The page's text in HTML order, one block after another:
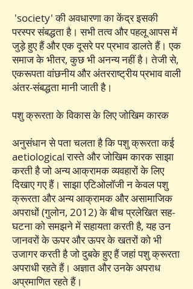
'society' की अवधारणा का केंद्र इसकी
परस्पर संबद्धता है। सभी तत्व और पहलू आपस में
जुड़े हुए हैं और एक दूसरे पर प्रभाव डालते हैं। एक
समाज के भीतर, कुछ भी अनन्य नहीं है। तेजी से,
एकरूपता वांछनीय और अंतरराष्ट्रीय प्रभाव वाली
अंतर-संबद्धता मानी जाती है।
पशु क्रूरता के विकास के लिए जोखिम कारक
अनुसंधान से पता चलता है कि पशु क्रूरता कई
aetiological रास्ते और जोखिम कारक साझा
करती है जो अन्य आक्रामक व्यवहारों के लिए
दिखाए गए हैं। साझा एटिओलॉजी न केवल पशु
क्रूरता और अन्य आक्रामक और असामाजिक
अपराधों (गुलोन, 2012) के बीच प्रलेखित सह-
घटना को समझने में सहायता करती है, यह उन
जानवरों के ऊपर और ऊपर के खतरों को भी
उजागर करती है जो दुबके हुए हैं जहां पशु क्रूरता
अपराधी रहते हैं। अज्ञात और उनके अपराध
अप्रमाणित रहते हैं।